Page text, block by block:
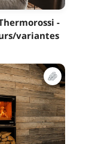
-
variantes